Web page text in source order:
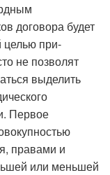
договора будет
целью при­
не позволят
выделить
Первое
правами и
или меньшей